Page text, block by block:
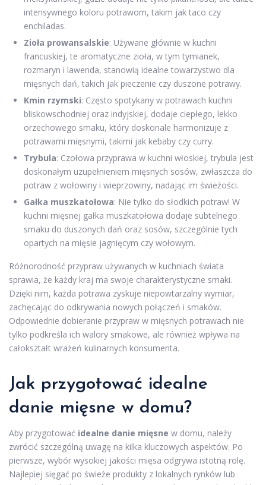
intensywnego koloru potrawom, takim jak taco czy
enchiladas.
Zioła prowansalskie: Używane głównie w kuchni
francuskiej, te aromatyczne zioła, w tym tymianek,
rozmaryn i lawenda, stanowią idealne towarzystwo dla
mięsnych dań, takich jak pieczenie czy duszone potrawy.
Kmin rzymski: Często spotykany w potrawach kuchni
bliskowschodniej oraz indyjskiej, dodaje ciepłego, lekko
orzechowego smaku, który doskonale harmonizuje z
potrawami mięsnymi, takimi jak kebaby czy curry.
Trybula: Czołowa przyprawa w kuchni włoskiej, trybula jest
doskonałym uzupełnieniem mięsnych sosów, zwłaszcza do
potraw z wołowiny i wieprzowiny, nadając im świeżości.
Gałka muszkatołowa: Nie tylko do słodkich potraw! W
kuchni mięsnej gałka muszkatołowa dodaje subtelnego
smaku do duszonych dań oraz sosów, szczególnie tych
opartych na mięsie jagnięcym czy wołowym.
Różnorodność przypraw używanych w kuchniach świata
sprawia, że każdy kraj ma swoje charakterystyczne smaki.
Dzięki nim, każda potrawa zyskuje niepowtarzalny wymiar,
zachęcając do odkrywania nowych połączeń i smaków.
Odpowiednie dobieranie przypraw w mięsnych potrawach nie
tylko podkreśla ich walory smakowe, ale również wpływa na
całokształt wrażeń kulinarnych konsumenta.
Jak przygotować idealne
danie mięsne w domu?
Aby przygotować idealne danie mięsne w domu, należy
zwrócić szczególną uwagę na kilka kluczowych aspektów. Po
pierwsze, wybór wysokiej jakości mięsa odgrywa istotną rolę.
Najlepiej sięgać po świeże produkty z lokalnych rynków lub